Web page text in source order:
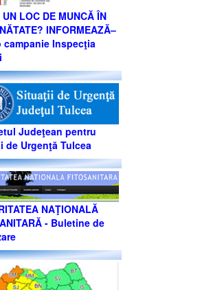
LOC DE MUNCĂ ÎN
INFORMEAZĂ–
campanie Inspecţia
Judeţean pentru
de Urgenţă Tulcea
NAŢIONALĂ
- Buletine de